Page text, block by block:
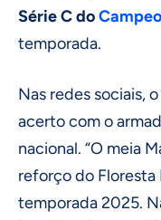
Série C do
temporada.
Nas redes sociais,
acerto com o
nacional. “O meia
reforço do Floresta
temporada 2025.